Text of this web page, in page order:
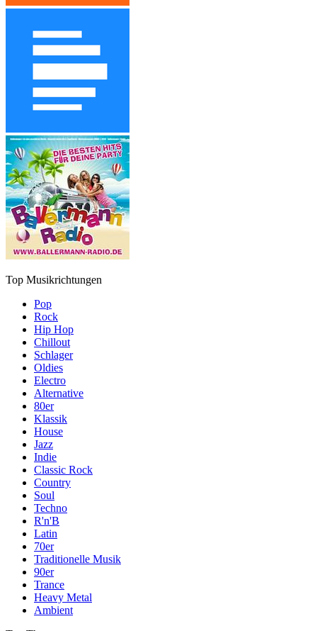
Top Musikrichtungen
Pop
Rock
Hip Hop
Chillout
Schlager
Oldies
Electro
Alternative
80er
Klassik
House
Jazz
Indie
Classic Rock
Country
Soul
Techno
R'n'B
Latin
70er
Traditionelle Musik
90er
Trance
Heavy Metal
Ambient